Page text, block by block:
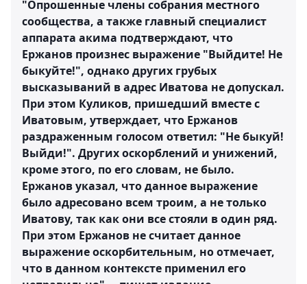
"Опрошенные члены собрания местного
сообщества, а также главный специалист
аппарата акима подтверждают, что
Ержанов произнес выражение "Выйдите! Не
быкуйте!", однако других грубых
высказываний в адрес Иватова не допускал.
При этом Куликов, пришедший вместе с
Иватовым, утверждает, что Ержанов
раздраженным голосом ответил: "Не быкуй!
Выйди!". Других оскорблений и унижений,
кроме этого, по его словам, не было.
Ержанов указал, что данное выражение
было адресовано всем троим, а не только
Иватову, так как они все стояли в один ряд.
При этом Ержанов не считает данное
выражение оскорбительным, но отмечает,
что в данном контексте применил его